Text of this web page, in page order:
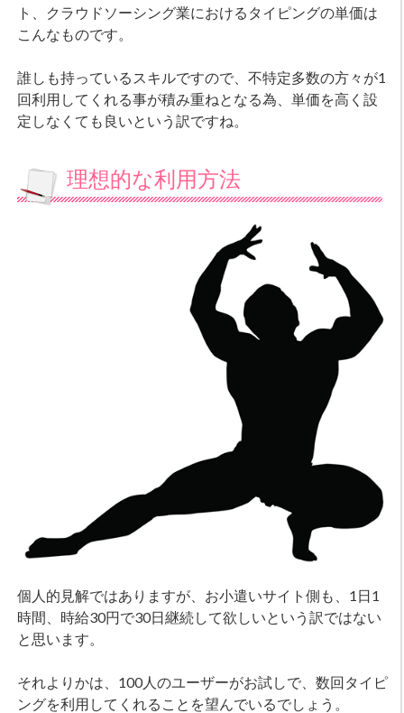
ト、クラウドソーシング業におけるタイピングの単価は
こんなものです。
誰しも持っているスキルですので、不特定多数の方々が1
回利用してくれる事が積み重ねとなる為、単価を高く設
定しなくても良いという訳ですね。
理想的な利用方法
個人的見解ではありますが、お小遣いサイト側も、1日1
時間、時給30円で30日継続して欲しいという訳ではない
と思います。
それよりかは、100人のユーザーがお試しで、数回タイピ
ングを利用してくれることを望んでいるでしょう。